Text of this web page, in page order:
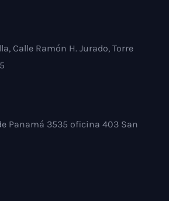
Calle Ramón H. Jurado, Torre
Panamá 3535 oficina 403 San